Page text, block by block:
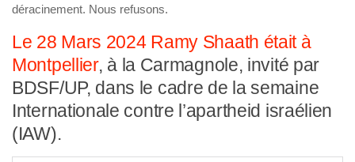
déracinement. Nous refusons.
Le 28 Mars 2024 Ramy Shaath était à
Montpellier, à la Carmagnole, invité par
BDSF/UP, dans le cadre de la semaine
Internationale contre l’apartheid israélien
(IAW).